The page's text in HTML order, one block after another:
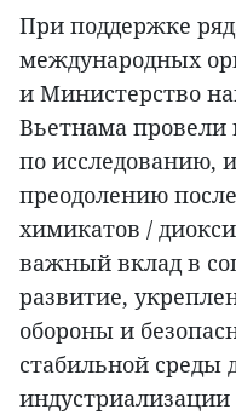
При поддержке
международных
и Министерство
Вьетнама
по исследованию,
преодолению
химикатов /
важный вклад в
развитие,
обороны и
стабильной среды